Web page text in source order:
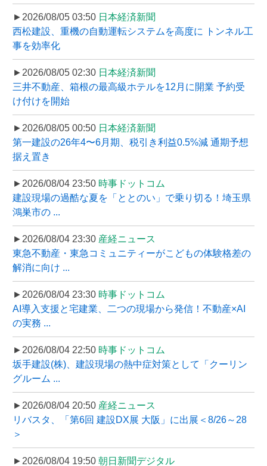
►2026/08/05 03:50 日本経済新聞
西松建設、重機の自動運転システムを高度に トンネル工
事を効率化
►2026/08/05 02:30 日本経済新聞
三井不動産、箱根の最高級ホテルを12月に開業 予約受
け付けを開始
►2026/08/05 00:50 日本経済新聞
第一建設の26年4〜6月期、税引き利益0.5%減 通期予想
据え置き
►2026/08/04 23:50 時事ドットコム
建設現場の過酷な夏を「ととのい」で乗り切る！埼玉県
鴻巣市の ...
►2026/08/04 23:30 産経ニュース
東急不動産・東急コミュニティーがこどもの体験格差の
解消に向け ...
►2026/08/04 23:30 時事ドットコム
AI導入支援と宅建業、二つの現場から発信！不動産×AI
の実務 ...
►2026/08/04 22:50 時事ドットコム
坂手建設(株)、建設現場の熱中症対策として「クーリン
グルーム ...
►2026/08/04 20:50 産経ニュース
リバスタ、「第6回 建設DX展 大阪」に出展＜8/26～28
＞
►2026/08/04 19:50 朝日新聞デジタル